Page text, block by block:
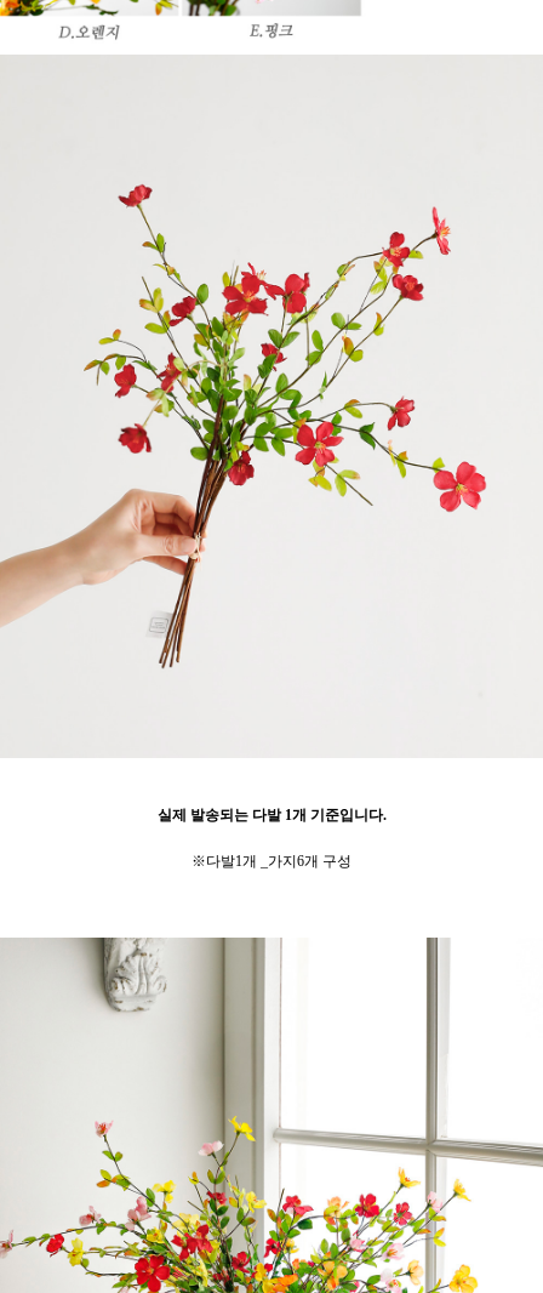
실제 발송되는 다발 1개 기준입니다.
※다발1개 _가지6개 구성